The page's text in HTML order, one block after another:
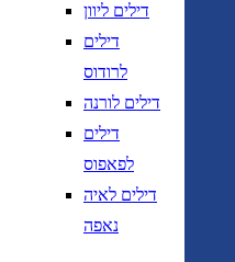
דילים ליוון
דילים
לרודוס
דילים לורנה
דילים
לפאפוס
דילים לאיה
נאפה